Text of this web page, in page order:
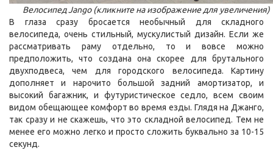
Велосипед Jango (кликните на изображение для увеличения)
В глаза сразу бросается необычный для складного
велосипеда, очень стильный, мускулистый дизайн. Если же
рассматривать раму отдельно, то и вовсе можно
предположить, что создана она скорее для брутального
двухподвеса, чем для городского велосипеда. Картину
дополняет и нарочито большой задний амортизатор, и
высокий багажник, и футуристическое седло, всем своим
видом обещающее комфорт во время езды. Глядя на Джанго,
так сразу и не скажешь, что это складной велосипед. Тем не
менее его можно легко и просто сложить буквально за 10-15
секунд.